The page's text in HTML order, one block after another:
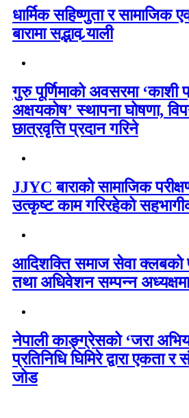
धार्मिक सहिष्णुता र सामाजिक
बारामा सद्भाव र्‍याली
गुरु पूर्णिमाको अवसरमा ‘काशी
अक्षयकोष’ स्थापना घोषणा,
छात्रवृत्ति प्रदान गरिने
JJYC बाराको सामाजिक
उत्कृष्ट काम गरिरहेको
आदिशक्ति समाज सेवा क्लबको
तथा अधिवेशन सम्पन्न अध्यक्षमा
नेपाली काङ्ग्रेसको ‘जरा
प्रतिनिधि घिमिरे द्वारा एकता
जोड